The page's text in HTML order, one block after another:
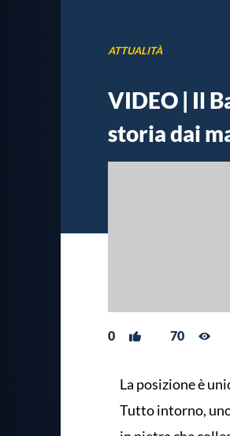
ATTUALITÀ
VIDEO | Il
storia dai
0 70
La posizione è
Tutto intorno,